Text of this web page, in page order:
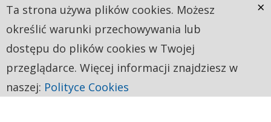
Ta strona używa plików cookies. Możesz
określić warunki przechowywania lub
dostępu do plików cookies w Twojej
przeglądarce. Więcej informacji znajdziesz w
naszej: Polityce Cookies
×